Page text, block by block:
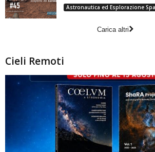
Astronautica ed Esplorazione
Carica altri
Cieli Remoti